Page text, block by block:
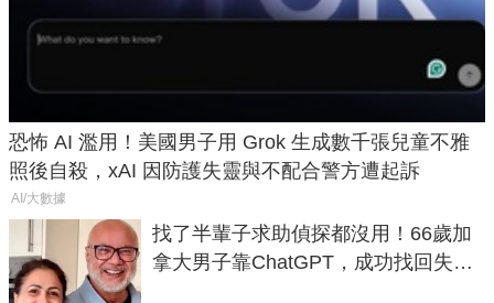
恐怖 AI 濫用！美國男子用 Grok 生成數千張兒童不雅
照後自殺，xAI 因防護失靈與不配合警方遭起訴
AI/大數據
找了半輩子求助偵探都沒用！66歲加
拿大男子靠ChatGPT，成功找回失散